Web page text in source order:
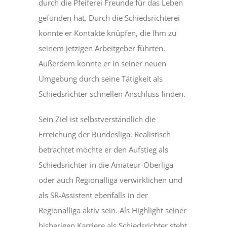
durch die Pfeiferei Freunde für das Leben
gefunden hat. Durch die Schiedsrichterei
konnte er Kontakte knüpfen, die Ihm zu
seinem jetzigen Arbeitgeber führten.
Außerdem konnte er in seiner neuen
Umgebung durch seine Tätigkeit als
Schiedsrichter schnellen Anschluss finden.
Sein Ziel ist selbstverständlich die
Erreichung der Bundesliga. Realistisch
betrachtet möchte er den Aufstieg als
Schiedsrichter in die Amateur-Oberliga
oder auch Regionalliga verwirklichen und
als SR-Assistent ebenfalls in der
Regionalliga aktiv sein. Als Highlight seiner